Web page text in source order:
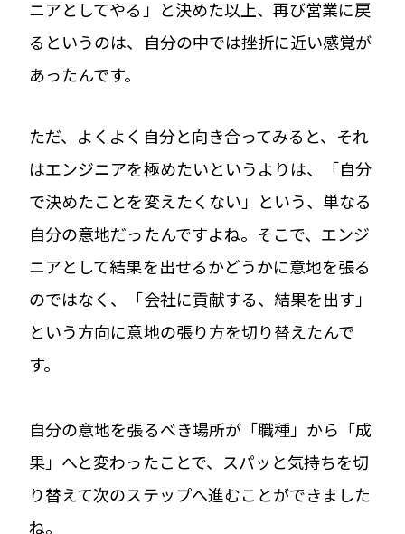
ニアとしてやる」と決めた以上、再び営業に戻
るというのは、自分の中では挫折に近い感覚が
あったんです。
ただ、よくよく自分と向き合ってみると、それ
はエンジニアを極めたいというよりは、「自分
で決めたことを変えたくない」という、単なる
自分の意地だったんですよね。そこで、エンジ
ニアとして結果を出せるかどうかに意地を張る
のではなく、「会社に貢献する、結果を出す」
という方向に意地の張り方を切り替えたんで
す。
自分の意地を張るべき場所が「職種」から「成
果」へと変わったことで、スパッと気持ちを切
り替えて次のステップへ進むことができました
ね。